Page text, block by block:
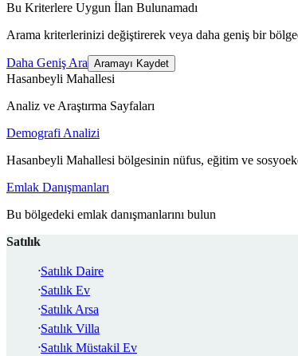
Bu Kriterlere Uygun İlan Bulunamadı
Arama kriterlerinizi değiştirerek veya daha geniş bir
Daha Geniş Ara Aramayı Kaydet
Hasanbeyli Mahallesi
Analiz ve Araştırma Sayfaları
Demografi Analizi
Hasanbeyli Mahallesi bölgesinin nüfus, eğitim ve
Emlak Danışmanları
Bu bölgedeki emlak danışmanlarını bulun
Satılık
Satılık Daire
Satılık Ev
Satılık Arsa
Satılık Villa
Satılık Müstakil Ev